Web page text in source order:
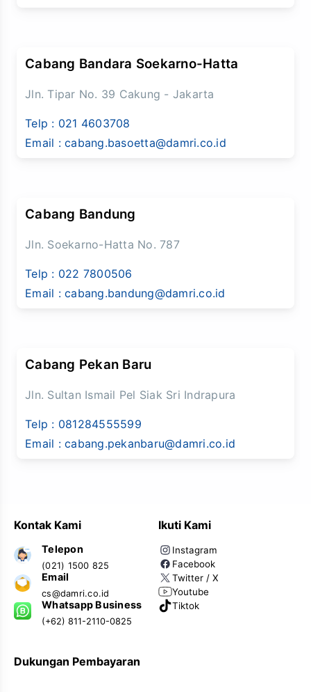
Cabang Bandara Soekarno-Hatta
Jln. Tipar No. 39 Cakung - Jakarta
Telp : 021 4603708
Email : cabang.basoetta@damri.co.id
Cabang Bandung
Jln. Soekarno-Hatta No. 787
Telp : 022 7800506
Email : cabang.bandung@damri.co.id
Cabang Pekan Baru
Jln. Sultan Ismail Pel Siak Sri Indrapura
Telp : 081284555599
Email : cabang.pekanbaru@damri.co.id
Kontak Kami
Telepon
(021) 1500 825
Email
cs@damri.co.id
Whatsapp Business
(+62) 811-2110-0825
Ikuti Kami
Instagram
Facebook
Twitter / X
Youtube
Tiktok
Dukungan Pembayaran